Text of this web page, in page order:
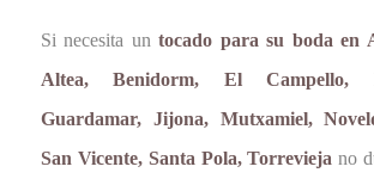
Si necesita untocado para su boda en
Altea, Benidorm, El Campello,
Guardamar, Jijona, Mutxamiel,
San Vicente, Santa Pola, Torrevieja no